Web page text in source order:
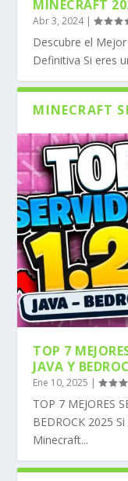
MINECRAFT
Abr 3, 2024|
Descubre el
Definitiva Si eres
MINECRAFT
TOP 7
JAVA Y
Ene 10, 2025 |
TOP 7 MEJORES
BEDROCK 2025
Minecraft...